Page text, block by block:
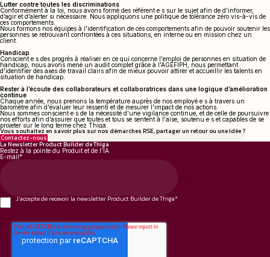
Lutter contre toutes les discriminations
Conformément à la loi, nous avons formé des référent·e·s sur le sujet afin de d’informer,
d’agir et d’alerter si nécessaire. Nous appliquons une politique de tolérance zéro vis-à-vis de
ces comportements.
Nous formons nos équipes à l'identification de ces comportements afin de pouvoir soutenir les
personnes se retrouvant confrontées à ces situations, en interne ou en mission chez un
client.
Handicap
Conscient·e·s des progrès à réaliser en ce qui concerne l'emploi de personnes en situation de
handicap, nous avons mené un audit complet grâce à l'AGEFIPH, nous permettant
d'identifier des axes de travail clairs afin de mieux pouvoir attirer et accueillir les talents en
situation de handicap.
Rester à l’écoute des collaborateurs et collaboratrices dans une logique d’amélioration
continue
Chaque année, nous prenons la température auprès de nos employé·e·s à travers un
baromètre afin d'évaluer leur ressenti et de mesurer l'impact de nos actions.
Nous sommes conscient·e·s de la nécessité d’une vigilance continue, et de celle de poursuivre
nos efforts afin d’assurer que toutes et tous se sentent à l'aise, soutenu·e·s et capables de se
projeter sur le long terme chez Thiga.
Vous souhaitez en savoir plus sur nos démarches RSE, partager un retour ou une idée ?
Contactez-nous
La Newsletter Product Builder de Thiga
Restez à la pointe du Produit et de l'IA
E-mail*
J'accepte de recevoir la newsletter Product Builder de Thiga*